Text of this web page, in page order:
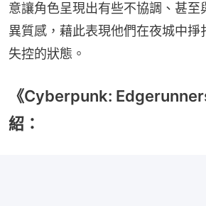
意讓角色呈現出有些不協調、甚至
異質感，藉此表現他們在夜城中掙
失控的狀態。
《Cyberpunk:
紹：